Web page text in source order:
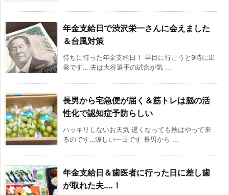
年金支給日で渋沢栄一さんに会えました
＆台風対策
待ちに待った年金支給日！ 早目に行こうと9時に出
発です‥‥夫は大谷選手の試合が気 ...
長男から宅急便が届く＆筋トレは脳の活
性化で認知症予防らしい
ハッキリしないお天気 遅くなっても秋はやって来
るのです…涼しい一日です 長男から ...
年金支給日＆歯医者に行った日に差し歯
が取れた夫‥‥！